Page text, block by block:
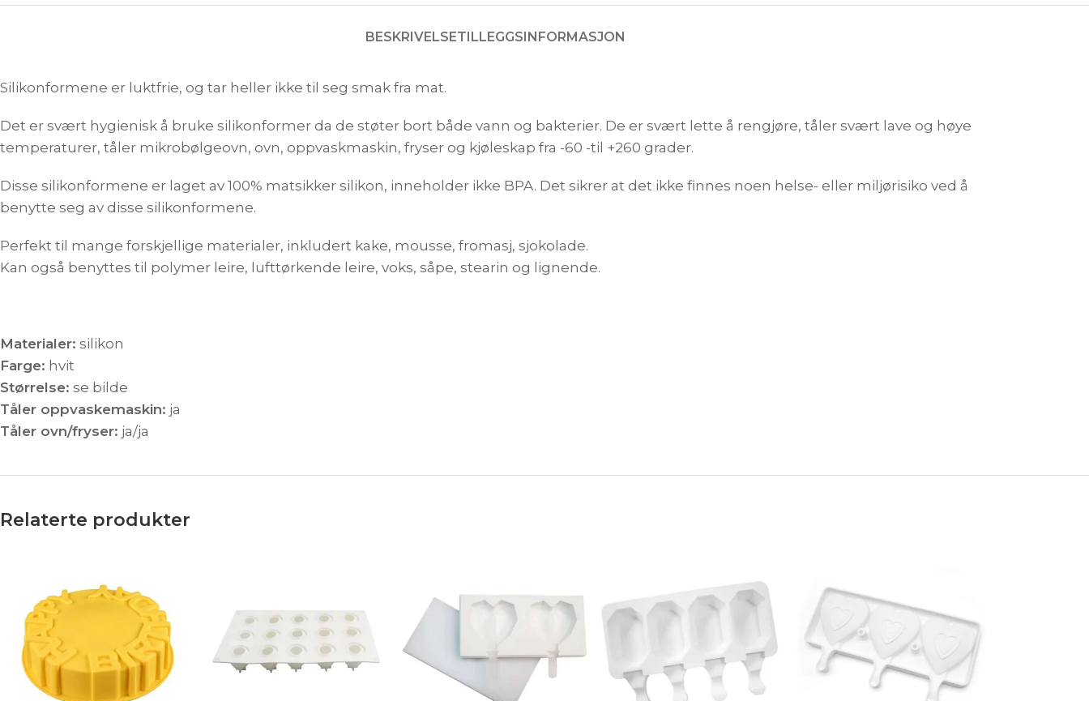
BESKRIVELSETILLEGGSINFORMASJON
Silikonformene er luktfrie, og tar heller ikke til seg smak fra mat.
Det er svært hygienisk å bruke silikonformer da de støter bort både vann og bakterier. De er svært lette å rengjøre, tåler svært lave og høye
temperaturer, tåler mikrobølgeovn, ovn, oppvaskmaskin, fryser og kjøleskap fra -60 -til +260 grader.
Disse silikonformene er laget av 100% matsikker silikon, inneholder ikke BPA. Det sikrer at det ikke finnes noen helse- eller miljørisiko ved å
benytte seg av disse silikonformene.
Perfekt til mange forskjellige materialer, inkludert kake, mousse, fromasj, sjokolade.
Kan også benyttes til polymer leire, lufttørkende leire, voks, såpe, stearin og lignende.
Materialer: silikon
Farge: hvit
Størrelse: se bilde
Tåler oppvaskemaskin: ja
Tåler ovn/fryser: ja/ja
Relaterte produkter